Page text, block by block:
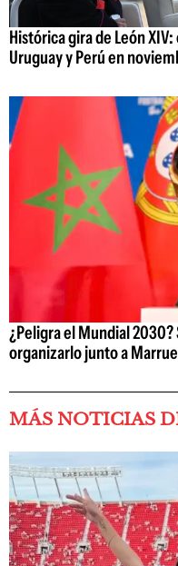
Histórica gira de León
Uruguay y Perú en
¿Peligra el Mundial 2030?
organizarlo junto a
MÁS NOTICIAS